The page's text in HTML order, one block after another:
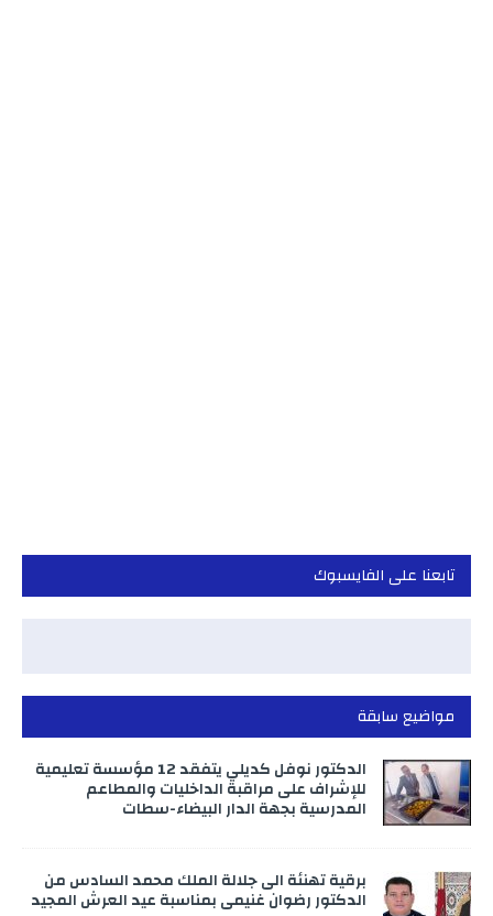
تابعنا على الفايسبوك
مواضيع سابقة
الدكتور نوفل كديلي يتفقد 12 مؤسسة تعليمية
للإشراف على مراقبة الداخليات والمطاعم
المدرسية بجهة الدار البيضاء-سطات
برقية تهنئة الى جلالة الملك محمد السادس من
الدكتور رضوان غنيمي بمناسبة عيد العرش المجيد